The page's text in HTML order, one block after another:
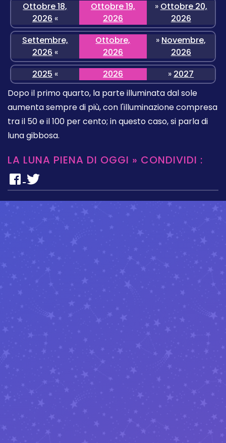
Ottobre 18,
2026 «
Ottobre 19,
2026
» Ottobre 20,
2026
Settembre,
2026 «
Ottobre,
2026
» Novembre,
2026
2025 « 2026 » 2027
Dopo il primo quarto, la parte illuminata dal sole
aumenta sempre di più, con l'illuminazione compresa
tra il 50 e il 100 per cento; in questo caso, si parla di
luna gibbosa.
LA LUNA PIENA DI OGGI » CONDIVIDI :